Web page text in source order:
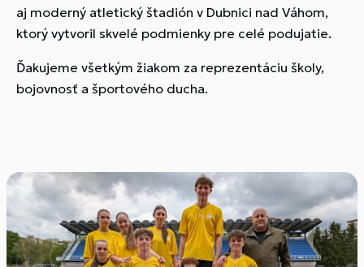
aj moderný atletický štadión v Dubnici nad Váhom,
ktorý vytvoril skvelé podmienky pre celé podujatie.
Ďakujeme všetkým žiakom za reprezentáciu školy,
bojovnosť a športového ducha.